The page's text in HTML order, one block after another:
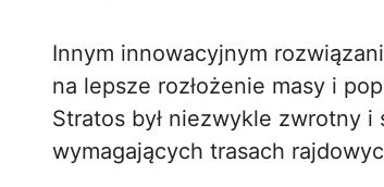
Innym innowacyjnym
na lepsze rozłożenie masy i
Stratos był niezwykle zwrotny
wymagających trasach